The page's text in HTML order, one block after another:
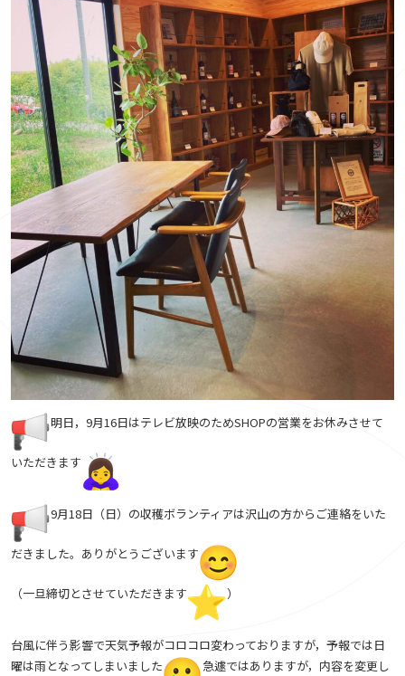
明日，9月16日はテレビ放映のためSHOPの営業をお休みさせて
いただきます
9月18日（日）の収穫ボランティアは沢山の方からご連絡をいた
だきました。ありがとうございます
（一旦締切とさせていただきます ）
台風に伴う影響で天気予報がコロコロ変わっておりますが，予報では日
曜は雨となってしまいました
急遽ではありますが，内容を変更し